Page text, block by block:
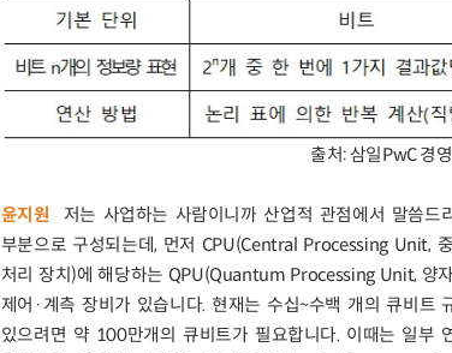
출처: 삼일PwC 경
윤지원 저는 사업하는 사람이니까 산업적 관점에서 말씀드
부분으로 구성되는데, 먼저 CPU(Central Processing Unit,
처리 장치)에 해당하는 QPU(Quantum Processing Unit, 양
제어·계측 장비가 있습니다. 현재는 수십~수백 개의 큐비트
있으려면 약 100만개의 큐비트가 필요합니다. 이때는 일부